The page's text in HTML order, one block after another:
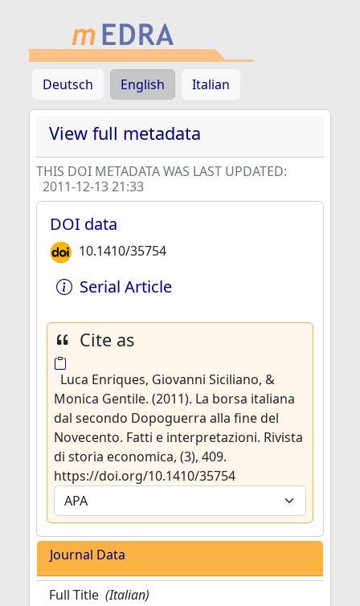
Deutsch English Italian
View full metadata
THIS DOI METADATA WAS LAST UPDATED:
2011-12-13 21:33
DOI data
10.1410/35754
Serial Article
Cite as
Luca Enriques, Giovanni Siciliano, &
Monica Gentile. (2011). La borsa italiana
dal secondo Dopoguerra alla fine del
Novecento. Fatti e interpretazioni. Rivista
di storia economica, (3), 409.
https://doi.org/10.1410/35754
Journal Data
Full Title (Italian)